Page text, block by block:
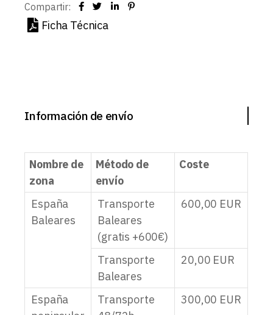
Compartir:
Ficha Técnica
Información de envío
Nombre de
zona
Método de
envío
Coste
España
Baleares
Transporte
Baleares
(gratis +600€)
600,00 EUR
Transporte
Baleares
20,00 EUR
España
Transporte
300,00 EUR